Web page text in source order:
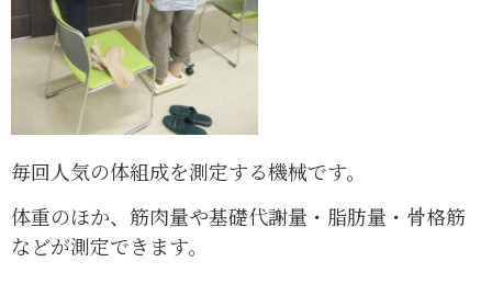
毎回人気の体組成を測定する機械です。
体重のほか、筋肉量や基礎代謝量・脂肪量・骨格筋
などが測定できます。